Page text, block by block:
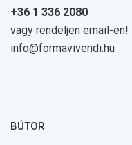
+36 1 336 2080
vagy rendeljen email-en!
info@formavivendi.hu
BÚTOR